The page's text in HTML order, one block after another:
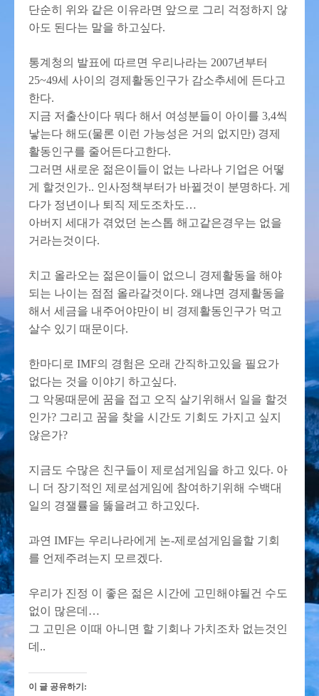
단순히 위와 같은 이유라면 앞으로 그리 걱정하지 않
아도 된다는 말을 하고싶다.
통계청의 발표에 따르면 우리나라는 2007년부터
25~49세 사이의 경제활동인구가 감소추세에 든다고
한다.
지금 저출산이다 뭐다 해서 여성분들이 아이를 3,4씩
낳는다 해도(물론 이런 가능성은 거의 없지만) 경제
활동인구를 줄어든다고한다.
그러면 새로운 젊은이들이 없는 나라나 기업은 어떻
게 할것인가.. 인사정책부터가 바뀔것이 분명하다. 게
다가 정년이나 퇴직 제도조차도…
아버지 세대가 겪었던 논스톱 해고같은경우는 없을
거라는것이다.
치고 올라오는 젊은이들이 없으니 경제활동을 해야
되는 나이는 점점 올라갈것이다. 왜냐면 경제활동을
해서 세금을 내주어야만이 비 경제활동인구가 먹고
살수 있기 때문이다.
한마디로 IMF의 경험은 오래 간직하고있을 필요가
없다는 것을 이야기 하고싶다.
그 악몽때문에 꿈을 접고 오직 살기위해서 일을 할것
인가? 그리고 꿈을 찾을 시간도 기회도 가지고 싶지
않은가?
지금도 수많은 친구들이 제로섬게임을 하고 있다. 아
니 더 장기적인 제로섬게임에 참여하기위해 수백대
일의 경잴률을 뚫을려고 하고있다.
과연 IMF는 우리나라에게 논-제로섬게임을할 기회
를 언제주려는지 모르겠다.
우리가 진정 이 좋은 젊은 시간에 고민해야될건 수도
없이 많은데…
그 고민은 이때 아니면 할 기회나 가치조차 없는것인
데..
이 글 공유하기: